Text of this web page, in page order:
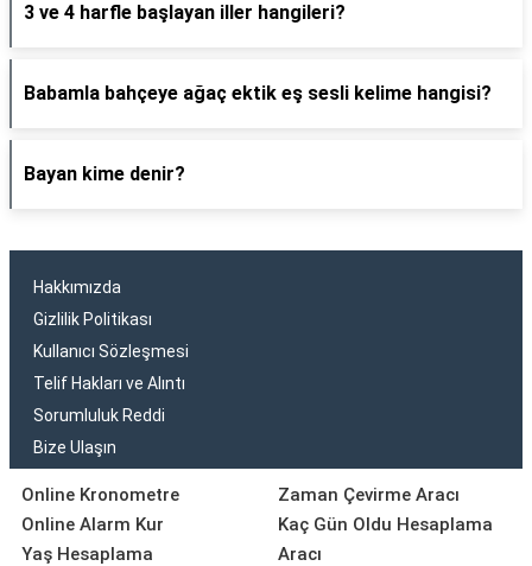
3 ve 4 harfle başlayan iller hangileri?
Babamla bahçeye ağaç ektik eş sesli kelime hangisi?
Bayan kime denir?
Hakkımızda
Gizlilik Politikası
Kullanıcı Sözleşmesi
Telif Hakları ve Alıntı
Sorumluluk Reddi
Bize Ulaşın
Online Kronometre
Online Alarm Kur
Yaş Hesaplama
Zaman Çevirme Aracı
Kaç Gün Oldu Hesaplama
Aracı